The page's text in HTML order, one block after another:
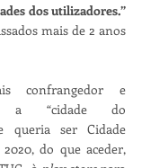
dos utilizadores.”
mais de 2 anos
confrangedor e
a “cidade do
queria ser Cidade
do que aceder,